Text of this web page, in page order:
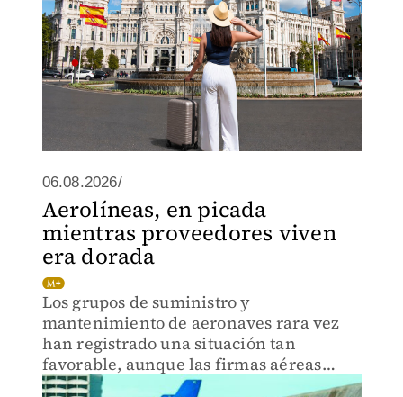
06.08.2026/
Aerolíneas, en picada
mientras proveedores viven
era dorada
Los grupos de suministro y
mantenimiento de aeronaves rara vez
han registrado una situación tan
favorable, aunque las firmas aéreas
vean baja demanda